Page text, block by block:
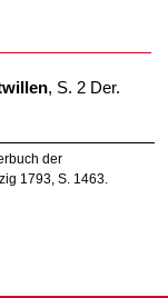
, S. 2 Der.
der
1793, S. 1463.